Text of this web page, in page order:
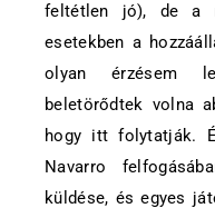
feltétlen jó), de a
esetekben a
olyan érzésem
beletörődtek volna
hogy itt folytatják.
Navarro
küldése, és egyes